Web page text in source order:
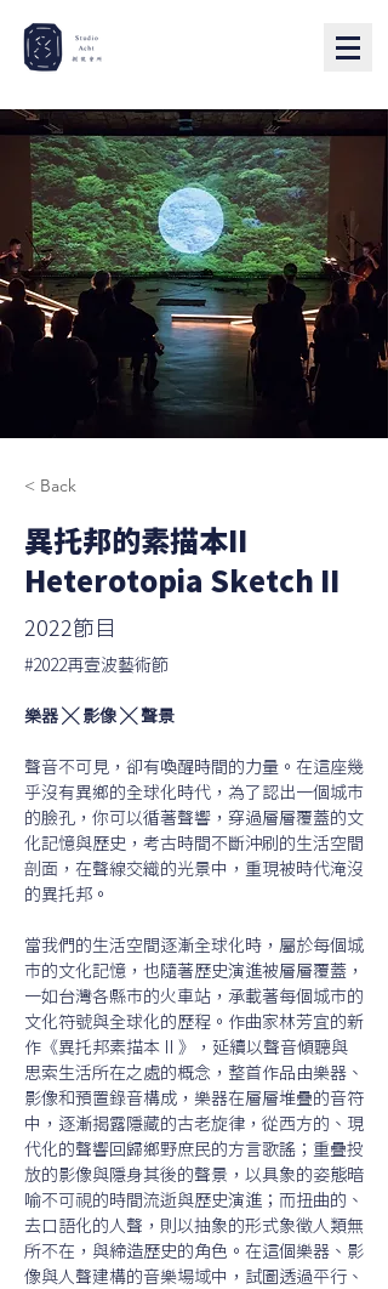
< Back
異托邦的素描本II
Heterotopia Sketch II
2022節目
#2022再壹波藝術節
樂器 ╳ 影像 ╳ 聲景
聲音不可見，卻有喚醒時間的力量。在這座幾
乎沒有異鄉的全球化時代，為了認出一個城市
的臉孔，你可以循著聲響，穿過層層覆蓋的文
化記憶與歷史，考古時間不斷沖刷的生活空間
剖面，在聲線交織的光景中，重現被時代淹沒
的異托邦。
當我們的生活空間逐漸全球化時，屬於每個城
市的文化記憶，也隨著歷史演進被層層覆蓋，
一如台灣各縣市的火車站，承載著每個城市的
文化符號與全球化的歷程。作曲家林芳宜的新
作《異托邦素描本Ⅱ》，延續以聲音傾聽與
思索生活所在之處的概念，整首作品由樂器、
影像和預置錄音構成，樂器在層層堆疊的音符
中，逐漸揭露隱藏的古老旋律，從西方的、現
代化的聲響回歸鄉野庶民的方言歌謠；重疊投
放的影像與隱身其後的聲景，以具象的姿態暗
喻不可視的時間流逝與歷史演進；而扭曲的、
去口語化的人聲，則以抽象的形式象徵人類無
所不在，與締造歷史的角色。在這個樂器、影
像與人聲建構的音樂場域中，試圖透過平行、